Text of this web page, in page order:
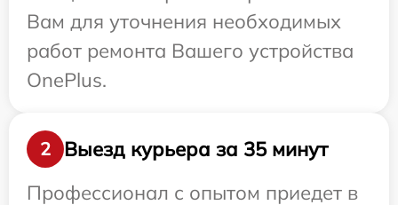
Вам для уточнения необходимых
работ ремонта Вашего устройства
OnePlus.
2
Выезд курьера за 35 минут
Профессионал с опытом приедет в